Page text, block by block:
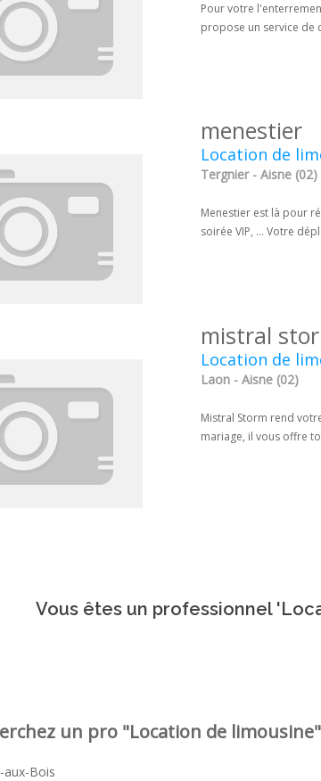
Pour votre
propose un service de
menestier
Location de
Tergnier - Aisne (02)
Menestier est là pour
soirée VIP, ... Votre
mistral
Location de
Laon - Aisne (02)
Mistral Storm rend
mariage, il vous offre
Vous êtes un professionnel
un pro "Location de
aux-Bois